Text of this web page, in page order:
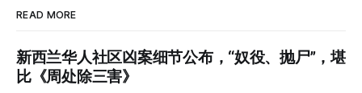
READ MORE
新西兰华人社区凶案细节公布，“奴役、抛尸”，堪
比《周处除三害》